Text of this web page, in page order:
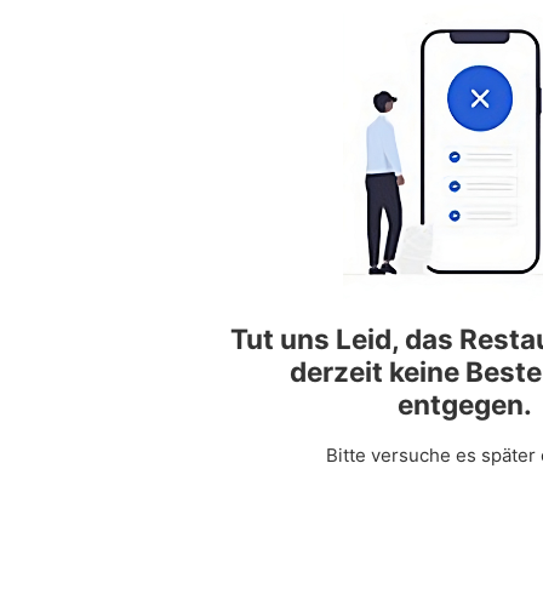
Tut uns Leid, das
derzeit keine
entgegen.
Bitte versuche es später